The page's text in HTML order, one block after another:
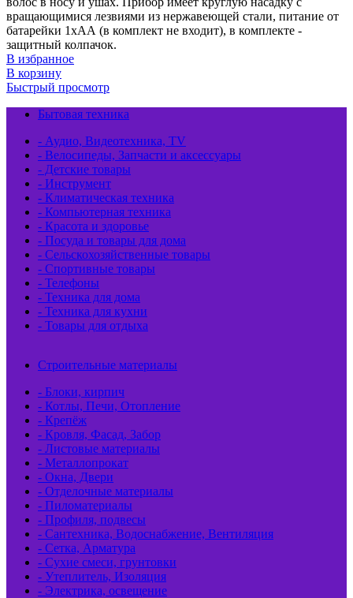
вращающимися лезвиями из нержавеющей стали, питание от
батарейки 1хАА (в комплект не входит), в комплекте -
защитный колпачок.
В избранное
В корзину
Быстрый просмотр
Бытовая техника
- Аудио, Видеотехника, TV
- Велосипеды, Запчасти и аксессуары
- Детские товары
- Инструмент
- Климатическая техника
- Компьютерная техника
- Красота и здоровье
- Посуда и товары для дома
- Сельскохозяйственные товары
- Спортивные товары
- Телефоны
- Техника для дома
- Техника для кухни
- Товары для отдыха
Строительные материалы
- Блоки, кирпич
- Котлы, Печи, Отопление
- Крепёж
- Кровля, Фасад, Забор
- Листовые материалы
- Металлопрокат
- Окна, Двери
- Отделочные материалы
- Пиломатериалы
- Профиля, подвесы
- Сантехника, Водоснабжение, Вентиляция
- Сетка, Арматура
- Сухие смеси, грунтовки
- Утеплитель, Изоляция
- Электрика, освещение